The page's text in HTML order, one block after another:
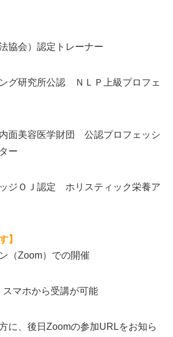
協会）認定トレーナー
グ研究所公認 ＮＬＰ上級プロフェ
面美容医学財団 公認プロフェッシ
ー
ジＯＪ認定 ホリスティック栄養ア
】
（Zoom）での開催
スマホから受講が可能
に、後日Zoomの参加URLをお知ら